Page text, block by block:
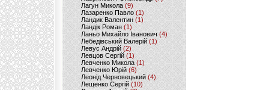
Лагун Микола(9)
Лазаренко Павло (1)
Ландик Валентин (1)
Ландік Роман (1)
Ланьо Михайло Іванович(4)
Лебедівський Валерій(1)
Левус Андрій(2)
Левцов Сергій (1)
Левченко Микола (1)
Левченко Юрій (6)
Леонід Черновецький (4)
Лещенко Сергій (10)